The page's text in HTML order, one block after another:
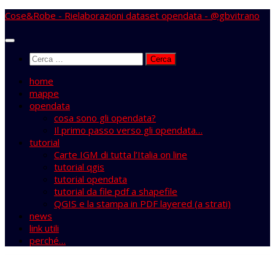
Salta
contenuto
Cose&Robe - Rielaborazioni dataset opendata - @gbvitrano
Ricerca
home
mappe
opendata
cosa sono gli opendata?
Il primo passo verso gli opendata…
tutorial
Carte IGM di tutta l’Italia on line
tutorial qgis
tutorial opendata
tutorial da file pdf a shapefile
QGIS e la stampa in PDF layered (a strati)
news
link utili
perché…